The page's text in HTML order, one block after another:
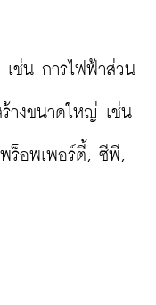
เช่น การไฟฟ้าส่วน
างขนาดใหญ่ เช่น
ร็อพเพอร์ตี้, ซีพี,